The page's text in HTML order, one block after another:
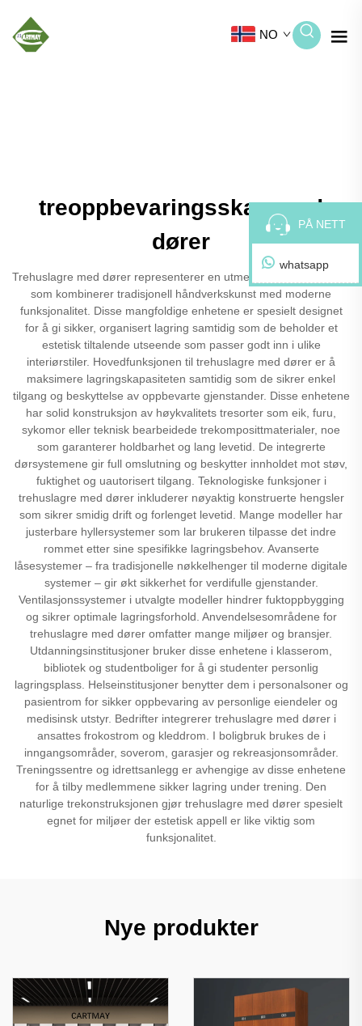
NO
treoppbevaringsskap med
dører
Trehuslagre med dører representerer en utmerket lagringsløsning
som kombinerer tradisjonell håndverkskunst med moderne
funksjonalitet. Disse mangfoldige enhetene er spesielt designet
for å gi sikker, organisert lagring samtidig som de beholder et
estetisk tiltalende utseende som passer godt inn i ulike
interiørstiler. Hovedfunksjonen til trehuslagre med dører er å
maksimere lagringskapasiteten samtidig som de sikrer enkel
tilgang og beskyttelse av oppbevarte gjenstander. Disse enhetene
har solid konstruksjon av høykvalitets tresorter som eik, furu,
sykomor eller teknisk bearbeidede trekomposittmaterialer, noe
som garanterer holdbarhet og lang levetid. De integrerte
dørsystemene gir full omslutning og beskytter innholdet mot støv,
fuktighet og uautorisert tilgang. Teknologiske funksjoner i
trehuslagre med dører inkluderer nøyaktig konstruerte hengsler
som sikrer smidig drift og forlenget levetid. Mange modeller har
justerbare hyllersystemer som lar brukeren tilpasse det indre
rommet etter sine spesifikke lagringsbehov. Avanserte
låsesystemer – fra tradisjonelle nøkkelhenger til moderne digitale
systemer – gir økt sikkerhet for verdifulle gjenstander.
Ventilasjonssystemer i utvalgte modeller hindrer fuktoppbygging
og sikrer optimale lagringsforhold. Anvendelsesområdene for
trehuslagre med dører omfatter mange miljøer og bransjer.
Utdanningsinstitusjoner bruker disse enhetene i klasserom,
bibliotek og studentboliger for å gi studenter personlig
lagringsplass. Helseinstitusjoner benytter dem i personalsoner og
pasientrom for sikker oppbevaring av personlige eiendeler og
medisinsk utstyr. Bedrifter integrerer trehuslagre med dører i
ansattes frokostrom og kleddrom. I boligbruk brukes de i
inngangsområder, soverom, garasjer og rekreasjonsområder.
Treningssentre og idrettsanlegg er avhengige av disse enhetene
for å tilby medlemmene sikker lagring under trening. Den
naturlige trekonstruksjonen gjør trehuslagre med dører spesielt
egnet for miljøer der estetisk appell er like viktig som
funksjonalitet.
Nye produkter
PÅ NETT
whatsapp